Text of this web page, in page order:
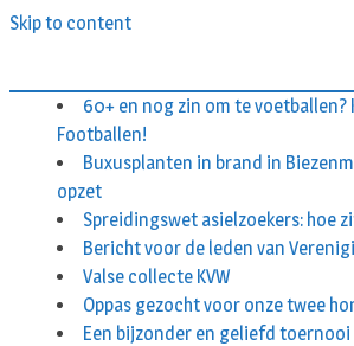
Skip to content
60+ en nog zin om te voetballen?
Footballen!
Buxusplanten in brand in
opzet
Spreidingswet asielzoekers: hoe
Bericht voor de leden van
Valse collecte KVW
Oppas gezocht voor onze twee
Een bijzonder en geliefd toernooi